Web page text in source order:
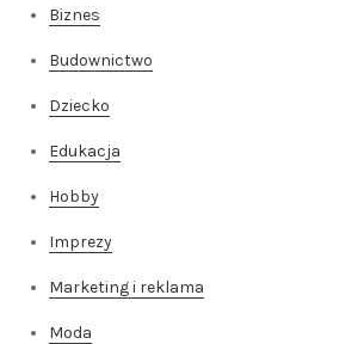
Biznes
Budownictwo
Dziecko
Edukacja
Hobby
Imprezy
Marketing i reklama
Moda